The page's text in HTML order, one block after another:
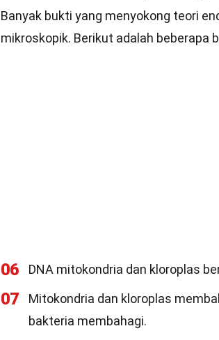
Banyak bukti yang menyokong teori
mikroskopik. Berikut adalah beberapa
06 DNA mitokondria dan kloroplas
07
Mitokondria dan kloroplas
bakteria membahagi.